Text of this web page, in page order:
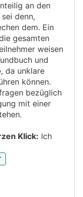
dass die
damit
steht das
ihn aber nicht
stehen. Der
Traktor) fährt
Carport raus.
obwohl
Es ist
Müssen wir
an die Straße
mir nicht. Er
Sie hat das Geh-
an den
denn,
dem. Ein
gesamten
weisen
und
da unklare
können.
bezüglich
mit einer
Klick: Ich